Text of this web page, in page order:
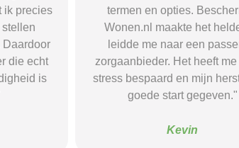
en
tijd en
een
de juiste informatie te
doorverwijzingen naar
Dankzij hun site vond ik
waar ik rust en structuur
voel me nu veel